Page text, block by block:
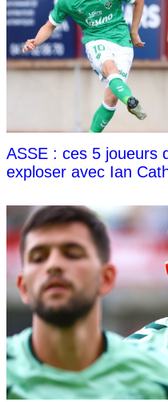
ASSE : ces 5 joueurs
exploser avec Ian